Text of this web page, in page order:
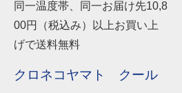
同一温度帯、同一お届け先10,8
00円（税込み）以上お買い上
げで送料無料
クロネコヤマト クール